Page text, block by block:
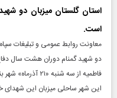
استان گلستان میزبان دو
است.
معاونت روابط عمومی و تبلیغات سپاه
دو شهید گمنام دوران هشت سال
این شهر ساحلی میزبان این شهدای